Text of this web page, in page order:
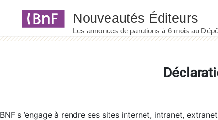
BNF s ’engage à rendre ses sites internet, intranet,